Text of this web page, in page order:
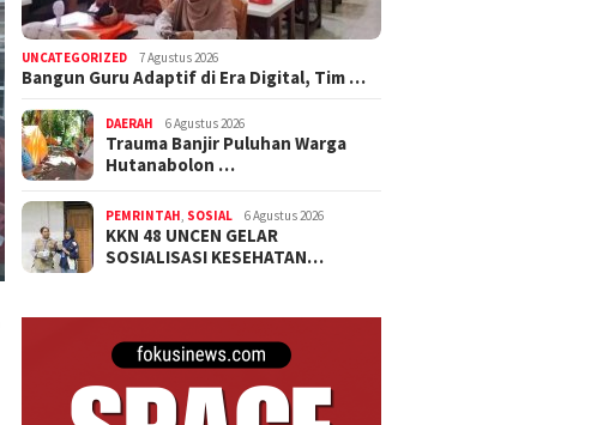
UNCATEGORIZED 7 Agustus 2026
Bangun Guru Adaptif di Era Digital, Tim …
DAERAH 6 Agustus 2026
Trauma Banjir Puluhan Warga
Hutanabolon …
PEMRINTAH, SOSIAL 6 Agustus 2026
KKN 48 UNCEN GELAR
SOSIALISASI KESEHATAN…